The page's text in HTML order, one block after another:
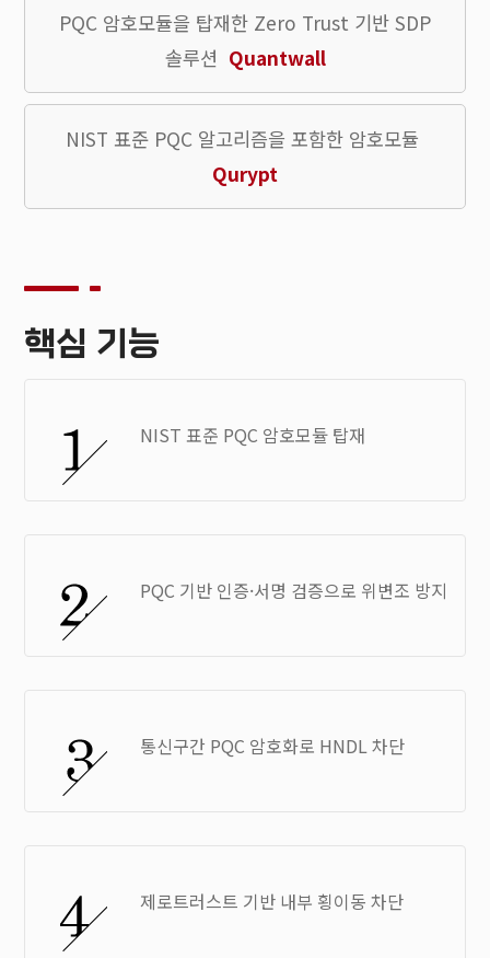
PQC 암호모듈을 탑재한 Zero Trust 기반 SDP
솔루션 Quantwall
NIST 표준 PQC 알고리즘을 포함한 암호모듈
Qurypt
핵심 기능
NIST 표준 PQC 암호모듈 탑재
PQC 기반 인증·서명 검증으로 위변조 방지
통신구간 PQC 암호화로 HNDL 차단
제로트러스트 기반 내부 횡이동 차단